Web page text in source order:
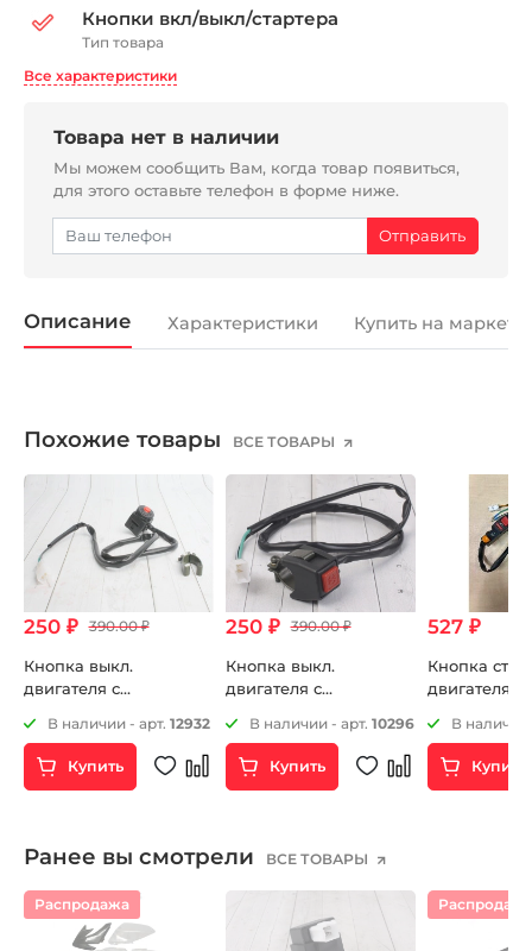
Кнопки вкл/выкл/стартера
Тип товара
Все характеристики
Товара нет в наличии
Мы можем сообщить Вам, когда товар появиться,
для этого оставьте телефон в форме ниже.
Описание Характеристики Купить на
Похожие товары ВСЕ ТОВАРЫ
250 ₽ 390.00 ₽
Кнопка выкл.
двигателя с
круглая
В наличии - арт. 12932
Купить
250 ₽ 390.00 ₽
Кнопка выкл.
двигателя с
квадратная
В наличии - арт. 10296
Купить
527 ₽
Кнопка
двигателя
В наличии
Купить
Ранее вы смотрели ВСЕ ТОВАРЫ
Распродажа Распродажа